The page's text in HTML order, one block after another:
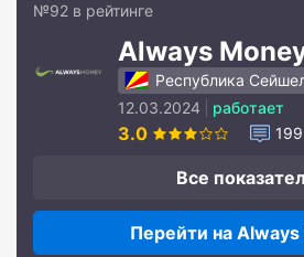
№92 в рейтинге
Always
Республика
12.03.2024
работает
3.0 199
Все
Перейти на